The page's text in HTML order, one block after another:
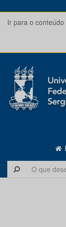
Ir para o conteúdo